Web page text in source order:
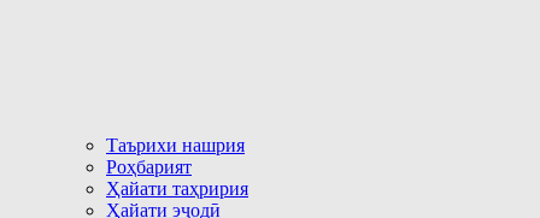
Таърихи нашрия
Роҳбарият
Ҳайати таҳририя
Ҳайати эҷодӣ